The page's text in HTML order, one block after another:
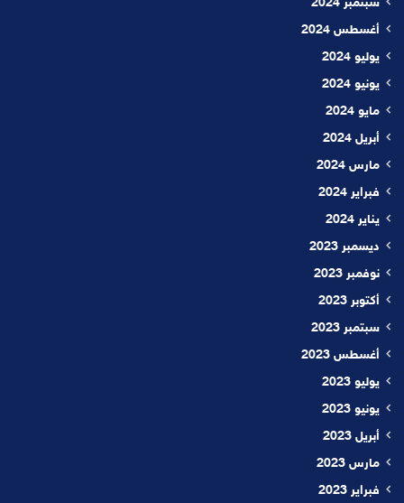
سبتمبر 2024
أغسطس 2024
يوليو 2024
يونيو 2024
مايو 2024
أبريل 2024
مارس 2024
فبراير 2024
يناير 2024
ديسمبر 2023
نوفمبر 2023
أكتوبر 2023
سبتمبر 2023
أغسطس 2023
يوليو 2023
يونيو 2023
أبريل 2023
مارس 2023
فبراير 2023